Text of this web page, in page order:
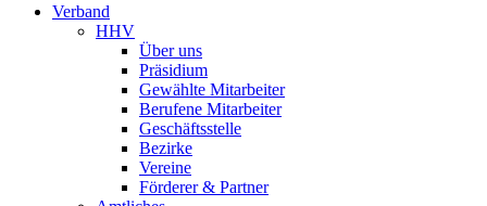
Verband
HHV
Über uns
Präsidium
Gewählte Mitarbeiter
Berufene Mitarbeiter
Geschäftsstelle
Bezirke
Vereine
Förderer & Partner